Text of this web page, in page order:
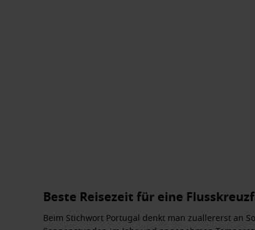
Beste Reisezeit für eine
Beim Stichwort Portugal denkt man zuallererst an